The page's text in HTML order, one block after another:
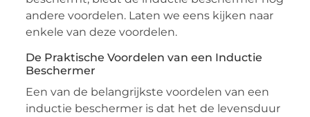
andere voordelen. Laten we eens kijken naar
enkele van deze voordelen.
De Praktische Voordelen van een Inductie
Beschermer
Een van de belangrijkste voordelen van een
inductie beschermer is dat het de levensduur